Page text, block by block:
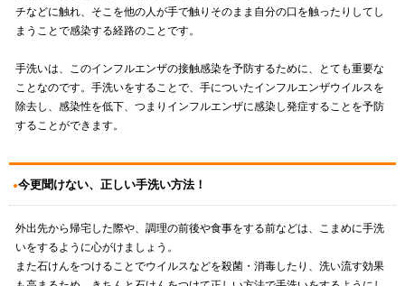
チなどに触れ、そこを他の人が手で触りそのまま自分の口を触ったりしてし
まうことで感染する経路のことです。
手洗いは、このインフルエンザの接触感染を予防するために、とても重要な
ことなのです。手洗いをすることで、手についたインフルエンザウイルスを
除去し、感染性を低下、つまりインフルエンザに感染し発症することを予防
することができます。
今更聞けない、正しい手洗い方法！
外出先から帰宅した際や、調理の前後や食事をする前などは、こまめに手洗
いをするように心がけましょう。
また石けんをつけることでウイルスなどを殺菌・消毒したり、洗い流す効果